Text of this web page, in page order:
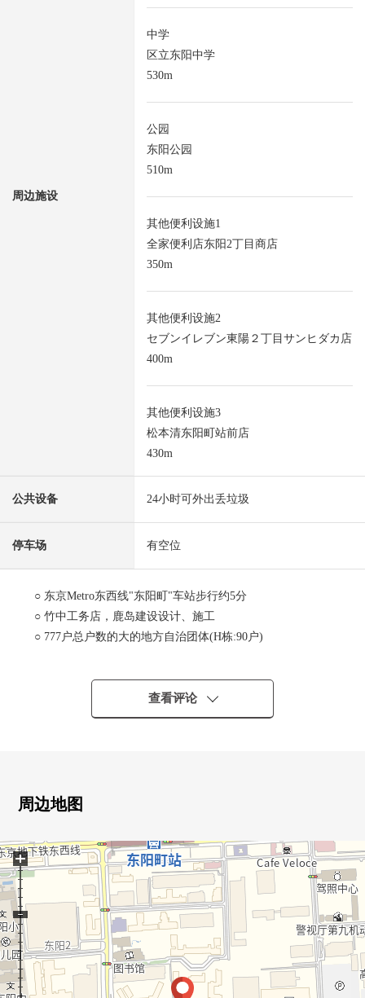
周边施设
中学
区立东阳中学
530m
公园
东阳公园
510m
其他便利设施1
全家便利店东阳2丁目商店
350m
其他便利设施2
セブンイレブン東陽２丁目サンヒダカ店
400m
其他便利设施3
松本清东阳町站前店
430m
公共设备 24小时可外出丢垃圾
停车场 有空位
○ 东京Metro东西线"东阳町"车站步行约5分
○ 竹中工务店，鹿岛建设设计、施工
○ 777户总户数的大的地方自治团体(H栋:90户)
○ 设立绿地、广场的26,391.30平米
(约7,983.36坪)用地
○ 面向看到用地里面的广场的南、东面的2面阳台
○ 可饲养宠物(有特殊规则)
○ 在2023年已经门口门、窗框更新工程实施
○ 在到2026年10月大规模的修理工程实施时
○ 计划从2026年7月起实施抗震加固工程
○ 能从阳台看用地里面的树木
○ 得天独厚拥有滋润都心生活的富裕的绿的所在地
查看评论
周边地图
+